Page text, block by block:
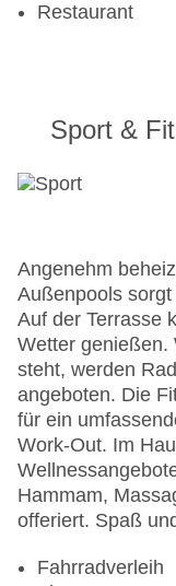
Restaurant
Sport &
Angenehm
Außenpools
Auf der Terrasse
Wetter genießen.
steht, werden
angeboten. Die
für ein
Work-Out. Im
Hammam,
offeriert. Spaß
Fahrradverleih